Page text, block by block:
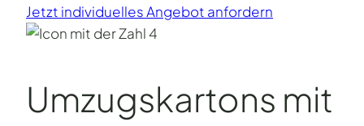
Jetzt individuelles Angebot anfordern
Umzugskartons mit